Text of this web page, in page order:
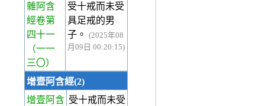
雜阿含
經卷第
四十一
（一一
三〇）
受十戒而未受
具足戒的男
子。
(2025年08
月09日 00:20:15)
增壹阿含經(2)
增壹阿含 受十戒而未受